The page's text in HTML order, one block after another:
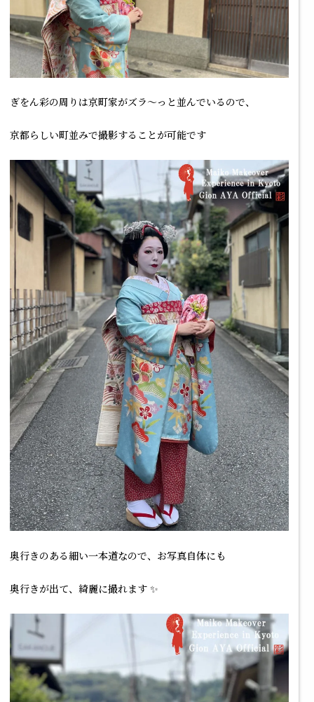
ぎをん彩の周りは京町家がズラ～っと並んでいるので、
京都らしい町並みで撮影することが可能です
奥行きのある細い一本道なので、お写真自体にも
奥行きが出て、綺麗に撮れます ✨